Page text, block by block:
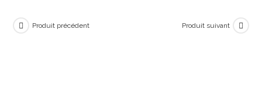
Produit précédent Produit suivant